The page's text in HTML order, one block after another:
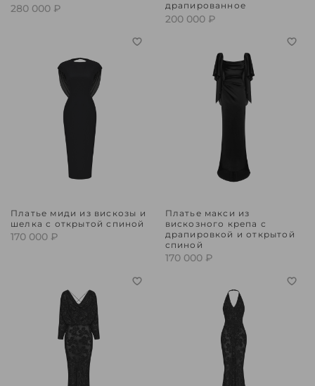
280 000 ₽
драпированное
200 000 ₽
Платье миди из вискозы и
шелка с открытой спиной
170 000 ₽
Платье макси из
вискозного крепа с
драпировкой и открытой
спиной
170 000 ₽